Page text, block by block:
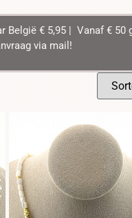
België € 5,95 | Vanaf € 50
via mail!